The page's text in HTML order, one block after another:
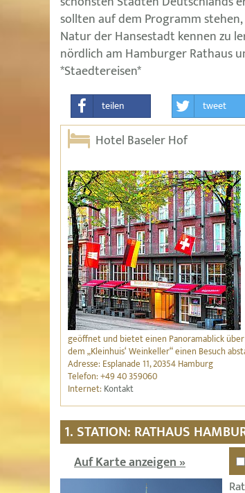
sollten auf dem Programm
Natur der Hansestadt kennen zu
nördlich am Hamburger Rathaus
*Staedtereisen*
teilen tweet
Hotel Baseler Hof
geöffnet und bietet einen Panoramablick
dem „Kleinhuis‘ Weinkeller“ einen Besuch
Adresse: Esplanade 11, 20354 Hamburg
Telefon: +49 40 359060
Internet: Kontakt
1. STATION: RATHAUS
Auf Karte anzeigen »